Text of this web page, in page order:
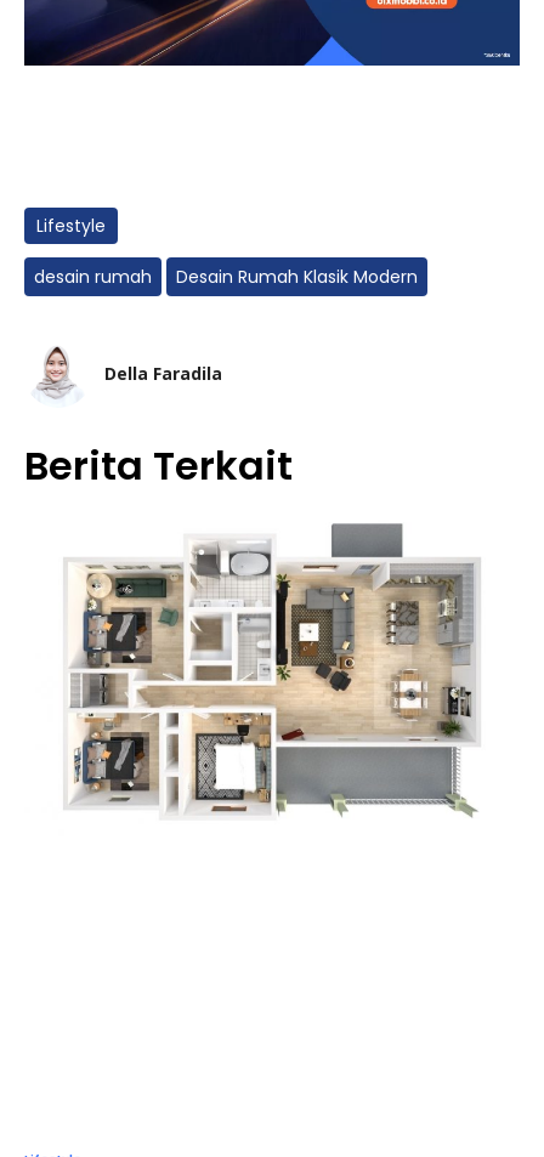
Lifestyle
desain rumah Desain Rumah Klasik Modern
Della Faradila
Berita Terkait